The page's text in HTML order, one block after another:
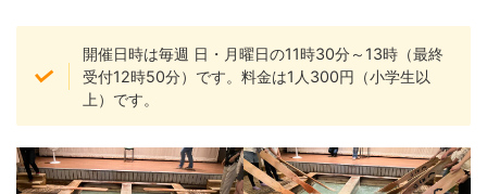
開催日時は毎週 日・月曜日の11時30分～13時（最終
受付12時50分）です。料金は1人300円（小学生以
上）です。